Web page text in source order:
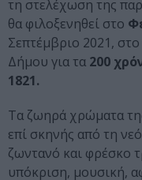
τη στελέχωση της
θα φιλοξενηθεί στο
Σεπτέμβριο 2021,
Δήμου για τα 200
1821.
Τα ζωηρά χρώματα
επί σκηνής από τη
ζωντανό και φρέσκο
υπόκριση, μουσική,